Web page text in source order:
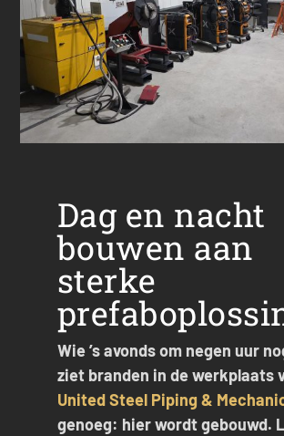
Dag en nacht
bouwen aan
sterke
Wie ’s avonds om negen uur
ziet branden in de werkplaats
United Steel Piping &
genoeg: hier wordt gebouwd.